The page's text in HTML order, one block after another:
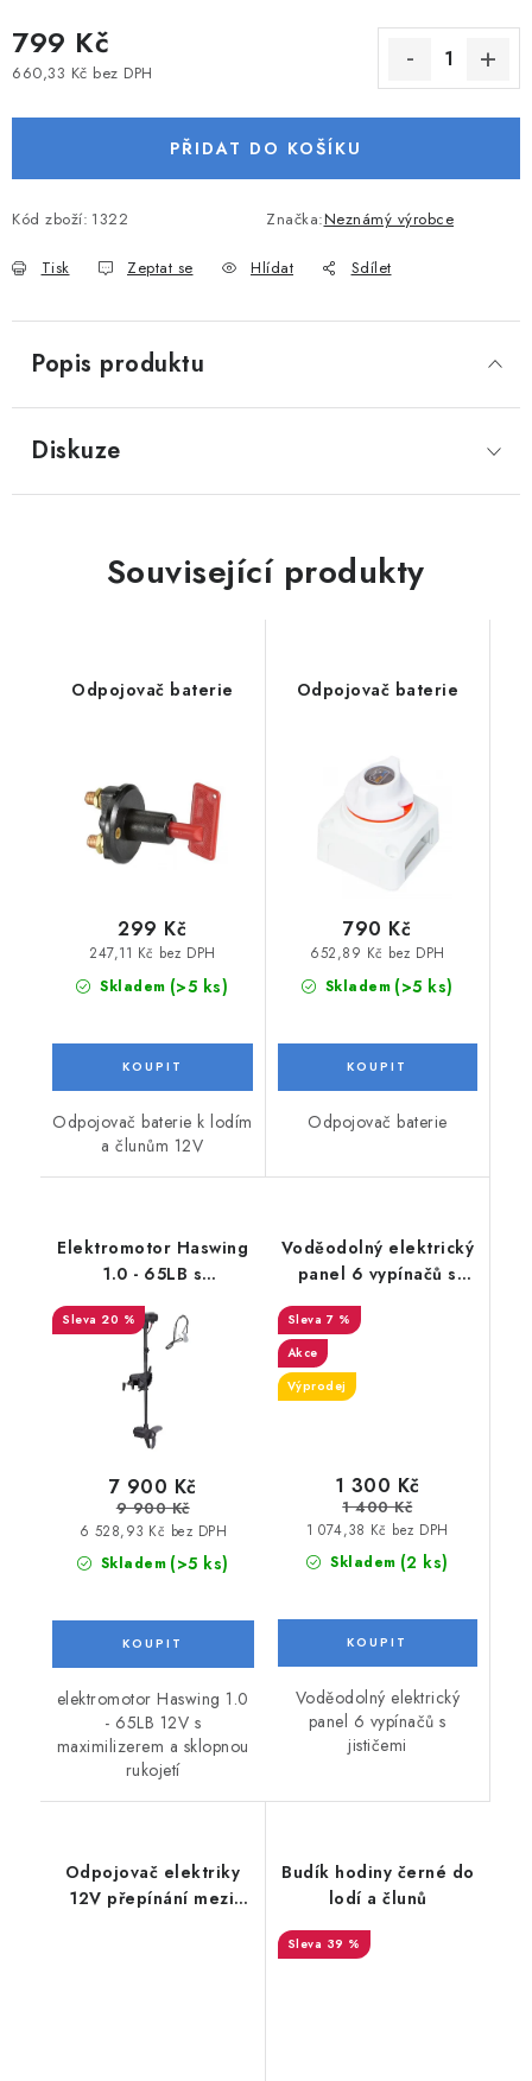
PŘÍSLUŠENSTVÍ K ČLUNŮM
ZNAČKY
799 Kč
660,33 Kč bez DPH
PŘIDAT DO KOŠÍKU
Kód zboží: 1322 Značka:Neznámý výrobce
Tisk Zeptat se Hlídat Sdílet
Popis produktu
Diskuze
Související produkty
Odpojovač baterie
Skladem (>5 ks)
247,11 Kč bez DPH
299 Kč
Odpojovač baterie k lodím
a člunům 12V
Odpojovač baterie
Skladem (>5 ks)
652,89 Kč bez DPH
790 Kč
Odpojovač baterie
Elektromotor Haswing
1.0 - 65LB s
sklopnou rukojetí 12V
20 %
Skladem (>5 ks)
6 528,93 Kč bez DPH
7 900 Kč
9 900 Kč
elektromotor Haswing 1.0
- 65LB 12V s
maximilizerem a sklopnou
rukojetí
Voděodolný elektrický
panel 6 vypínačů s
7 %
Akce
Výprodej
Skladem (2 ks)
1 074,38 Kč bez DPH
1 300 Kč
1 400 Kč
Voděodolný elektrický
panel 6 vypínačů s
jističemi
Odpojovač elektriky
12V přepínání mezi
Budík hodiny černé do
lodí a člunů
39 %